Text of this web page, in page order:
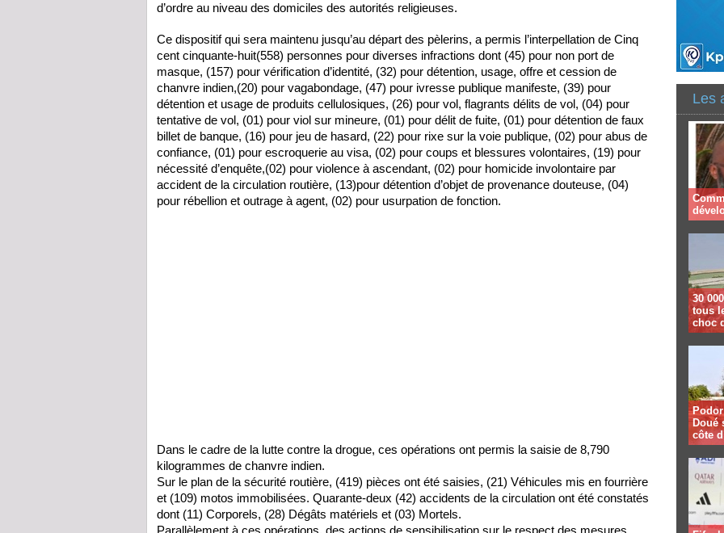
d’ordre au niveau des domiciles des autorités religieuses.
Ce dispositif qui sera maintenu jusqu’au départ des pèlerins, a permis l’interpellation de Cinq
cent cinquante-huit(558) personnes pour diverses infractions dont (45) pour non port de
masque, (157) pour vérification d’identité, (32) pour détention, usage, offre et cession de
chanvre indien,(20) pour vagabondage, (47) pour ivresse publique manifeste, (39) pour
détention et usage de produits cellulosiques, (26) pour vol, flagrants délits de vol, (04) pour
tentative de vol, (01) pour viol sur mineure, (01) pour délit de fuite, (01) pour détention de faux
billet de banque, (16) pour jeu de hasard, (22) pour rixe sur la voie publique, (02) pour abus de
confiance, (01) pour escroquerie au visa, (02) pour coups et blessures volontaires, (19) pour
nécessité d’enquête,(02) pour violence à ascendant, (02) pour homicide involontaire par
accident de la circulation routière, (13)pour détention d’objet de provenance douteuse, (04)
pour rébellion et outrage à agent, (02) pour usurpation de fonction.
Dans le cadre de la lutte contre la drogue, ces opérations ont permis la saisie de 8,790
kilogrammes de chanvre indien.
Sur le plan de la sécurité routière, (419) pièces ont été saisies, (21) Véhicules mis en fourrière
et (109) motos immobilisées. Quarante-deux (42) accidents de la circulation ont été constatés
dont (11) Corporels, (28) Dégâts matériels et (03) Mortels.
Les
30
tous
choc
Doué
côte